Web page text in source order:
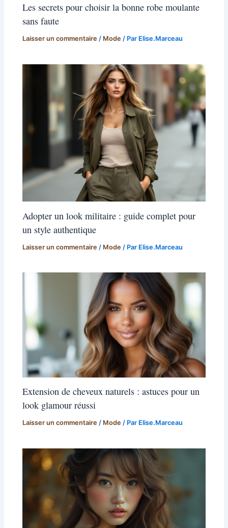
Les secrets pour choisir la bonne robe moulante
sans faute
Laisser un commentaire / Mode / Par Elise.Marceau
Adopter un look militaire : guide complet pour
un style authentique
Laisser un commentaire / Mode / Par Elise.Marceau
Extension de cheveux naturels : astuces pour un
look glamour réussi
Laisser un commentaire / Mode / Par Elise.Marceau